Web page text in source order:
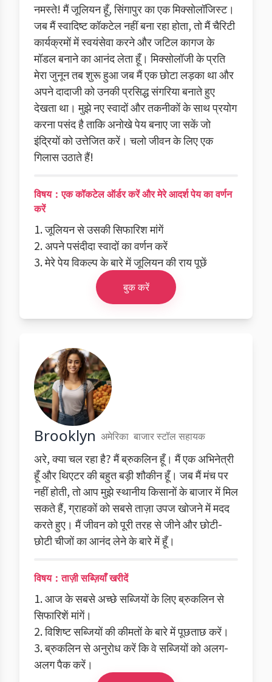
नमस्ते! मैं जूलियन हूँ, सिंगापुर का एक मिक्सोलॉजिस्ट।
जब मैं स्वादिष्ट कॉकटेल नहीं बना रहा होता, तो मैं चैरिटी
कार्यक्रमों में स्वयंसेवा करने और जटिल कागज के
मॉडल बनाने का आनंद लेता हूँ। मिक्सोलॉजी के प्रति
मेरा जुनून तब शुरू हुआ जब मैं एक छोटा लड़का था और
अपने दादाजी को उनकी प्रसिद्ध संगरिया बनाते हुए
देखता था। मुझे नए स्वादों और तकनीकों के साथ प्रयोग
करना पसंद है ताकि अनोखे पेय बनाए जा सकें जो
इंद्रियों को उत्तेजित करें। चलो जीवन के लिए एक
गिलास उठाते हैं!
विषय：एक कॉकटेल ऑर्डर करें और मेरे आदर्श पेय का वर्णन
करें
1. जूलियन से उसकी सिफारिश मांगें
2. अपने पसंदीदा स्वादों का वर्णन करें
3. मेरे पेय विकल्प के बारे में जूलियन की राय पूछें
बुक करें
Brooklyn अमेरिका बाजार स्टॉल सहायक
अरे, क्या चल रहा है? मैं ब्रुकलिन हूँ। मैं एक अभिनेत्री
हूँ और थिएटर की बहुत बड़ी शौकीन हूँ। जब मैं मंच पर
नहीं होती, तो आप मुझे स्थानीय किसानों के बाजार में मिल
सकते हैं, ग्राहकों को सबसे ताज़ा उपज खोजने में मदद
करते हुए। मैं जीवन को पूरी तरह से जीने और छोटी-
छोटी चीजों का आनंद लेने के बारे में हूँ।
विषय：ताज़ी सब्ज़ियाँ खरीदें
1. आज के सबसे अच्छे सब्जियों के लिए ब्रुकलिन से
सिफारिशें मांगें।
2. विशिष्ट सब्जियों की कीमतों के बारे में पूछताछ करें।
3. ब्रुकलिन से अनुरोध करें कि वे सब्जियों को अलग-
अलग पैक करें।